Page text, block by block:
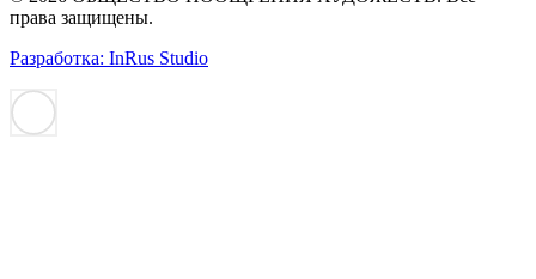
права защищены.
Разработка: InRus Studio